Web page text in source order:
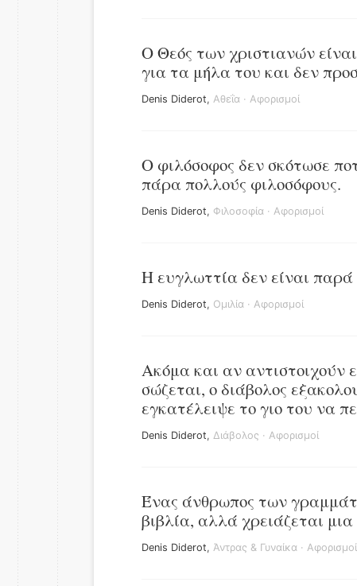
Ο Θεός των χριστιανών
για τα μήλα του και δεν
Denis Diderot, Αθεΐα · Αφορισμοί
Ο φιλόσοφος δεν σκότωσε
πάρα πολλούς φιλοσόφους.
Denis Diderot, Φιλοσοφία · Αφορισμοί
Η ευγλωττία δεν είναι παρά
Denis Diderot, Ομιλία · Αφορισμοί
Ακόμα και αν αντιστοιχούν
σώζεται, ο διάβολος
εγκατέλειψε το γιο του να
Denis Diderot, Διάβολος · Αφορισμοί
Ένας άνθρωπος των
βιβλία, αλλά χρειάζεται
Denis Diderot, Άντρας & Γυναίκα · Αφορισμοί